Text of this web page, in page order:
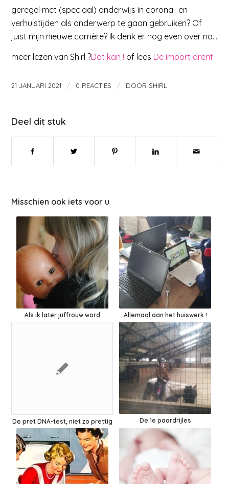
geregel met (speciaal) onderwijs in corona- en
verhuistijden als onderwerp te gaan gebruiken? Of
juist mijn nieuwe carrière? Ik denk er nog even over na…
meer lezen van Shirl ?Dat kan ! of lees De import drent
21 JANUARI 2021 / 0 REACTIES / DOORSHIRL
Deel dit stuk
Misschien ook iets voor u
Als ik later juffrouw word Allemaal aan het huiswerk !
De pret DNA-test, niet zo prettig De 1e paardrijles